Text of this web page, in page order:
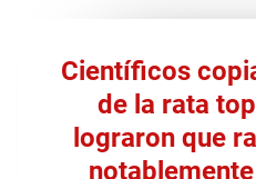
Científicos
de la rata
lograron que